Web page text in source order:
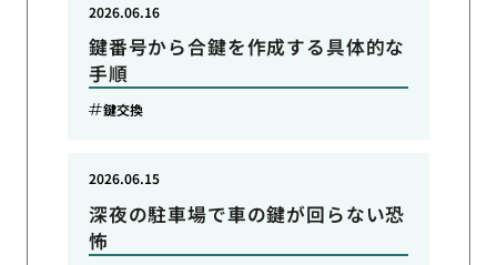
鍵番号から合鍵を作成する具体的な
手順
2026.06.16
鍵交換
深夜の駐車場で車の鍵が回らない恐
怖
2026.06.15